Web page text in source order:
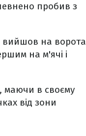
пробив з
вийшов на ворота
на м'ячі і
маючи в своєму
від зони